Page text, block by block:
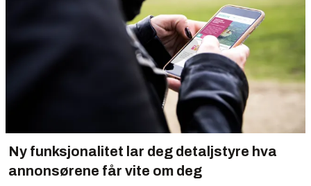
Ny funksjonalitet lar deg detaljstyre hva
annonsørene får vite om deg